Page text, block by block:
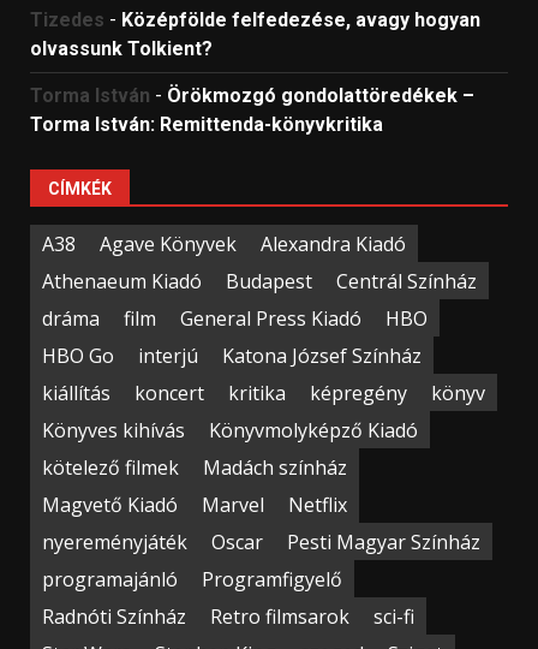
Tizedes - Középfölde felfedezése, avagy hogyan
olvassunk Tolkient?
Torma István - Örökmozgó gondolattöredékek –
Torma István: Remittenda-könyvkritika
CÍMKÉK
A38 Agave Könyvek
Alexandra Kiadó
Athenaeum Kiadó
Budapest
Centrál Színház
dráma
film General Press Kiadó
HBO
HBO Go
interjú
Katona József Színház
kiállítás
koncert kritika képregény
könyv
Könyves kihívás
Könyvmolyképző Kiadó
kötelező filmek
Madách színház
Magvető Kiadó
Marvel
Netflix
nyereményjáték
Oscar
Pesti Magyar Színház
programajánló
Programfigyelő
Radnóti Színház
Retro filmsarok
sci-fi